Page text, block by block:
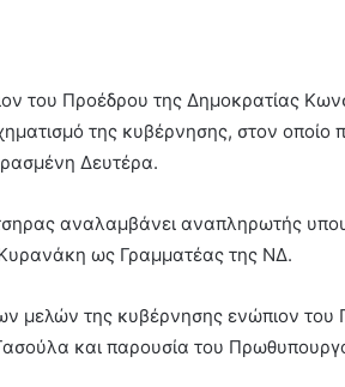
του Προέδρου της Δημοκρατίας
της κυβέρνησης, στον
Δευτέρα.
αναλαμβάνει αναπληρωτής
ως Γραμματέας της ΝΔ.
μελών της κυβέρνησης ενώπιον του
και παρουσία του